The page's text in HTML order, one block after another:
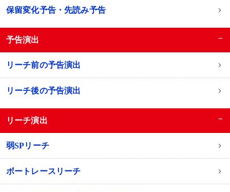
保留変化予告・先読み予告
予告演出 −
リーチ前の予告演出
リーチ後の予告演出
リーチ演出 −
弱SPリーチ
ボートレースリーチ